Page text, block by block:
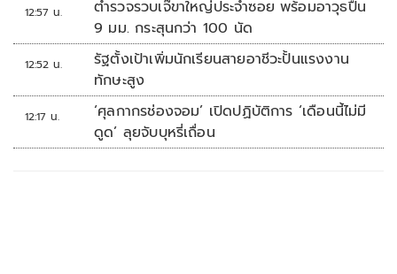
12:57 น.
ตำรวจรวบเจ๊ขาใหญ่ประจำซอย พร้อมอาวุธปืน
9 มม. กระสุนกว่า 100 นัด
12:52 น.
รัฐตั้งเป้าเพิ่มนักเรียนสายอาชีวะปั้นแรงงาน
ทักษะสูง
12:17 น.
‘ศุลกากรช่องจอม’ เปิดปฏิบัติการ ‘เดือนนี้ไม่มี
ดูด’ ลุยจับบุหรี่เถื่อน